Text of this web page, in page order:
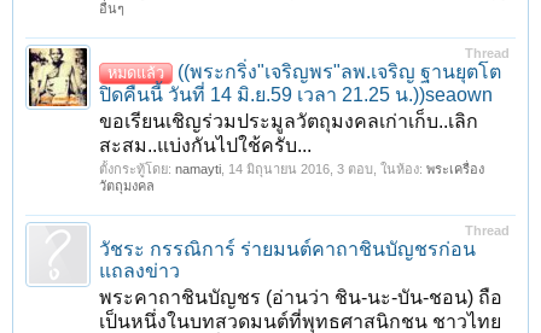
อื่นๆ
Thread
หมดแล้ว
((พระกริ่ง"เจริญพร"ลพ.เจริญ ฐานยุตโต
ปิดคืนนี้ วันที่ 14 มิ.ย.59 เวลา 21.25 น.))seaown
ขอเรียนเชิญร่วมประมูลวัตถุมงคลเก่าเก็บ..เลิก
สะสม..แบ่งกันไปใช้ครับ...
ตั้งกระทู้โดย: namayti 14 มิถุนายน 2016 , 3 ตอบ, ในห้อง: พระเครื่อง
วัตถุมงคล
Thread
วัชระ กรรณิการ์ ร่ายมนต์คาถาชินบัญชรก่อน
แถลงข่าว
พระคาถาชินบัญชร (อ่านว่า ชิน-นะ-บัน-ชอน) ถือ
เป็นหนึ่งในบทสวดมนต์ที่พุทธศาสนิกชน ชาวไทย